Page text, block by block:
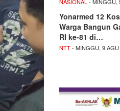
Yonarmed 12
Warga Bangun
RI ke-81 di…
NTT- MINGGU, 9